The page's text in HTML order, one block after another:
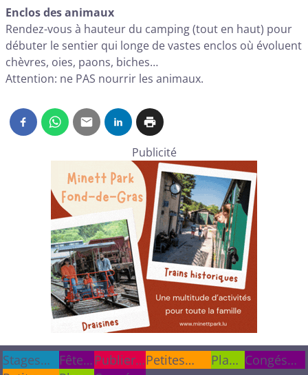
Enclos des animaux
Rendez-vous à hauteur du camping (tout en haut) pour
débuter le sentier qui longe de vastes enclos où évoluent
chèvres, oies, paons, biches…
Attention: ne PAS nourrir les animaux.
Publicité
Stages
Stages
Fêtes
Fêtes Publier
Publier
Petites
Plan Congés